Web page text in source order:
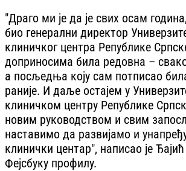
"Драго ми је да је свих осам
био генерални директор
клиничког центра Републике
доприносима била редовна –
а посљедња коју сам потписао
раније. И даље остајем у
клиничком центру Републике
новим руководством и свим
наставимо да развијамо и
клинички центар", написао је
Фејсбуку профилу.